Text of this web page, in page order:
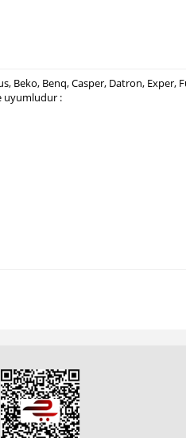
Beko, Benq, Casper, Datron, Exper,
uyumludur :